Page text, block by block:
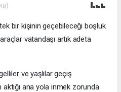
bir kişinin geçebileceği boşluk
vatandaşı artık adeta
ve yaşlılar geçiş
ana yola inmek zorunda